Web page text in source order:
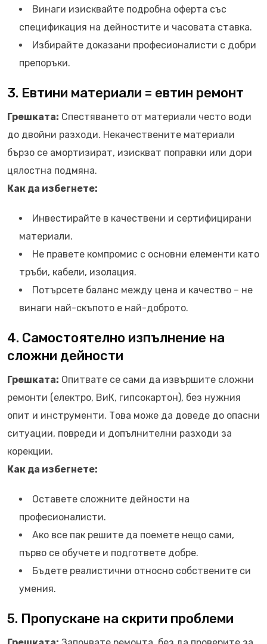
Винаги изисквайте подробна оферта със
спецификация на дейностите и часовата ставка.
Избирайте доказани професионалисти с добри
препоръки.
3. Евтини материали = евтин ремонт
Грешката: Спестяването от материали често води
до двойни разходи. Некачествените материали
бързо се амортизират, изискват поправки или дори
цялостна подмяна.
Как да избегнете:
Инвестирайте в качествени и сертифицирани
материали.
Не правете компромис с основни елементи като
тръби, кабели, изолация.
Потърсете баланс между цена и качество – не
винаги най-скъпото е най-доброто.
4. Самостоятелно изпълнение на
сложни дейности
Грешката: Опитвате се сами да извършите сложни
ремонти (електро, ВиК, гипсокартон), без нужния
опит и инструменти. Това може да доведе до опасни
ситуации, повреди и допълнителни разходи за
корекции.
Как да избегнете:
Оставете сложните дейности на
професионалисти.
Ако все пак решите да поемете нещо сами,
първо се обучете и подгответе добре.
Бъдете реалистични относно собствените си
умения.
5. Пропускане на скрити проблеми